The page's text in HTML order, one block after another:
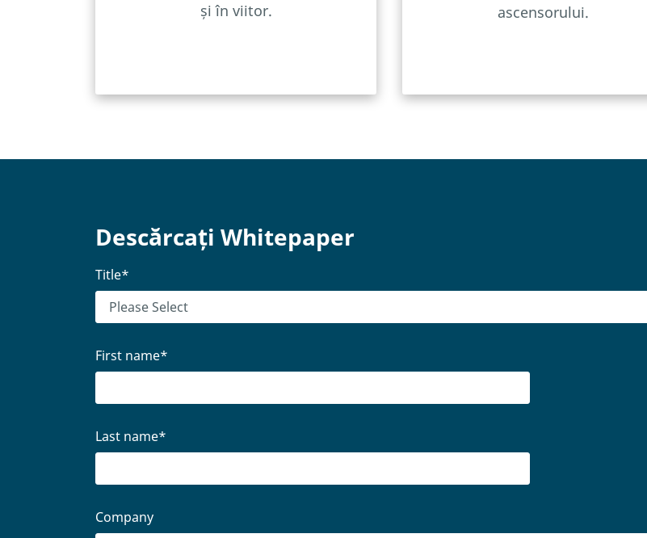
și în viitor.
ascensorului.
Descărcați Whitepaper
Title*
First name*
Last name*
Company